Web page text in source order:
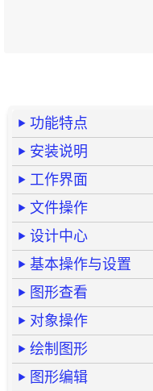
功能特点
安装说明
工作界面
文件操作
设计中心
基本操作与设置
图形查看
对象操作
绘制图形
图形编辑